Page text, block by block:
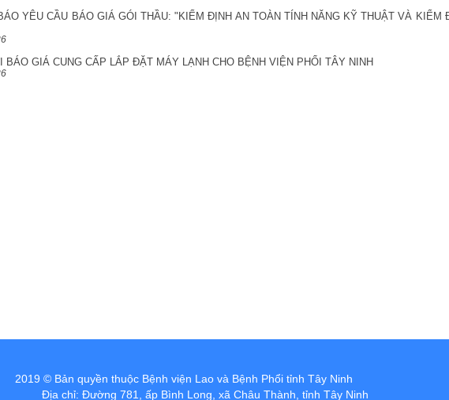
YÊU CẦU BÁO GIÁ GÓI THẦU: "KIỂM ĐỊNH AN TOÀN TÍNH NĂNG KỸ THUẬT VÀ KIỂM
BÁO GIÁ CUNG CẤP LẮP ĐẶT MÁY LẠNH CHO BỆNH VIỆN PHỔI TÂY NINH
Bệnh viện Lao và Bệnh Phổi tỉnh Tây Ninh
Địa chỉ: Đường 781, ấp Bình Long, xã Châu Thành, tỉnh Tây Ninh